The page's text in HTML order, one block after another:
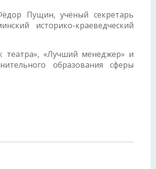
Пущин, учёный секретарь
историко-краеведческий
театра», «Лучший менеджер» и
образования сферы